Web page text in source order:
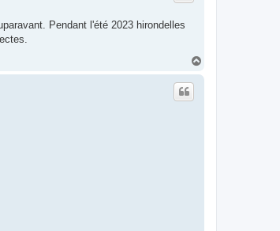
Pendant l'été 2023 hirondelles